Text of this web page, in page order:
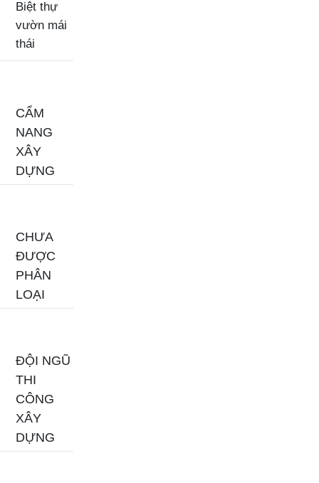
Biệt thự
vườn mái
thái
CẨM
NANG
XÂY
DỰNG
CHƯA
ĐƯỢC
PHÂN
LOẠI
ĐỘI NGŨ
THI
CÔNG
XÂY
DỰNG